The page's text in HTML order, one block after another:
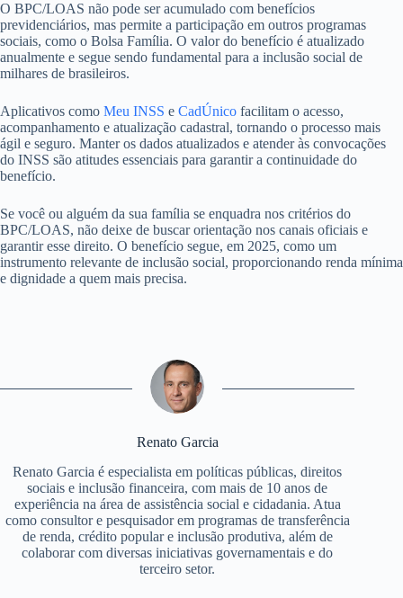
O BPC/LOAS não pode ser acumulado com benefícios
previdenciários, mas permite a participação em outros programas
sociais, como o Bolsa Família. O valor do benefício é atualizado
anualmente e segue sendo fundamental para a inclusão social de
milhares de brasileiros.
Aplicativos como Meu INSS e CadÚnico facilitam o acesso,
acompanhamento e atualização cadastral, tornando o processo mais
ágil e seguro. Manter os dados atualizados e atender às convocações
do INSS são atitudes essenciais para garantir a continuidade do
benefício.
Se você ou alguém da sua família se enquadra nos critérios do
BPC/LOAS, não deixe de buscar orientação nos canais oficiais e
garantir esse direito. O benefício segue, em 2025, como um
instrumento relevante de inclusão social, proporcionando renda mínima
e dignidade a quem mais precisa.
Renato Garcia
Renato Garcia é especialista em políticas públicas, direitos
sociais e inclusão financeira, com mais de 10 anos de
experiência na área de assistência social e cidadania. Atua
como consultor e pesquisador em programas de transferência
de renda, crédito popular e inclusão produtiva, além de
colaborar com diversas iniciativas governamentais e do
terceiro setor.